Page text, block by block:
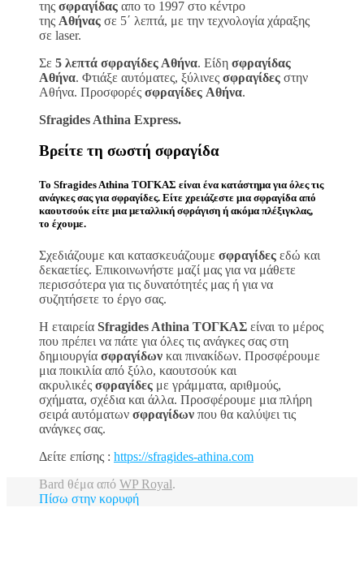
της σφραγίδας απο το 1997 στο κέντρο
της Αθήνας σε 5΄ λεπτά, με την τεχνολογία χάραξης
σε laser.
Σε 5 λεπτά σφραγίδες Αθήνα. Είδη σφραγίδας
Αθήνα. Φτιάξε αυτόματες, ξύλινες σφραγίδες στην
Αθήνα. Προσφορές σφραγίδες Αθήνα.
Sfragides Athina Express.
Βρείτε τη σωστή σφραγίδα
Το Sfragides Athina ΤΟΓΚΑΣ είναι ένα κατάστημα για όλες τις
ανάγκες σας για σφραγίδες. Είτε χρειάζεστε μια σφραγίδα από
καουτσούκ είτε μια μεταλλική σφράγιση ή ακόμα πλέξιγκλας,
το έχουμε.
Σχεδιάζουμε και κατασκευάζουμε σφραγίδες εδώ και
δεκαετίες. Επικοινωνήστε μαζί μας για να μάθετε
περισσότερα για τις δυνατότητές μας ή για να
συζητήσετε το έργο σας.
Η εταιρεία Sfragides Athina ΤΟΓΚΑΣ είναι το μέρος
που πρέπει να πάτε για όλες τις ανάγκες σας στη
δημιουργία σφραγίδων και πινακίδων. Προσφέρουμε
μια ποικιλία από ξύλο, καουτσούκ και
ακρυλικές σφραγίδες με γράμματα, αριθμούς,
σχήματα, σχέδια και άλλα. Προσφέρουμε μια πλήρη
σειρά αυτόματων σφραγίδων που θα καλύψει τις
ανάγκες σας.
Δείτε επίσης : https://sfragides-athina.com
Bard θέμα από WP Royal.
Πίσω στην κορυφή